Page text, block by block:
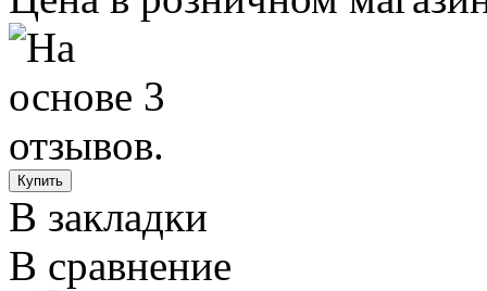
В закладки
В сравнение